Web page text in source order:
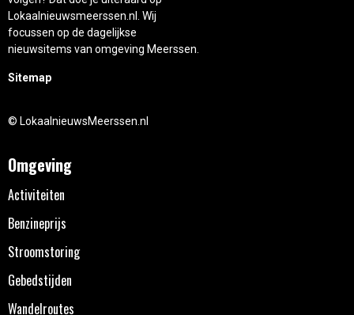
Lokaalnieuwsmeerssen.nl. Wij
focussen op de dagelijkse
nieuwsitems van omgeving Meerssen.
Sitemap
© LokaalnieuwsMeerssen.nl
Omgeving
Activiteiten
Benzineprijs
Stroomstoring
Gebedstijden
Wandelroutes